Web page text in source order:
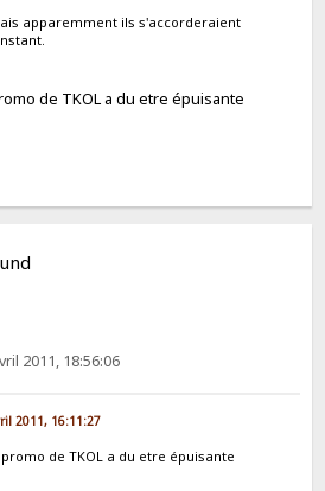
apparemment ils s'accorderaient
de TKOL a du etre épuisante
2011, 18:56:06
2011, 16:11:27
de TKOL a du etre épuisante